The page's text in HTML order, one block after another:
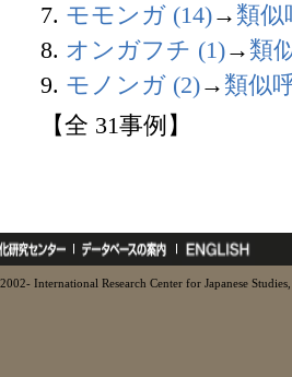
7. モモンガ (14)→ 類似
8. オンガフチ (1)→ 類
9. モノンガ (2)→ 類似
【全 31事例】
International Research Center for Japanese